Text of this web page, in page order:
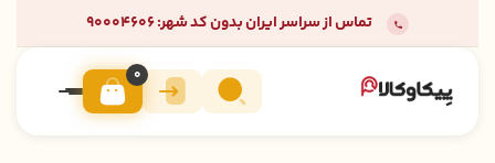
تماس از سراسر ایران بدون کد شهر: 90004606
0